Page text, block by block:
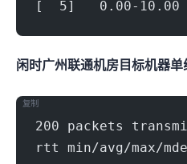
[  5]   0.00-
闲时广州联通机房(500Mbps) 目标
200 packets
rtt min/avg/max/
复制